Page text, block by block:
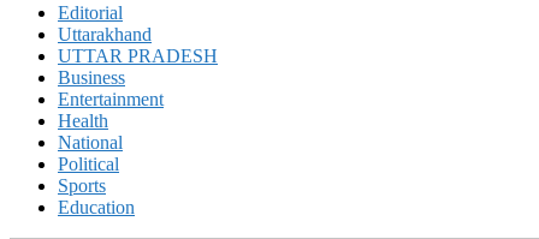
Editorial
Uttarakhand
UTTAR PRADESH
Business
Entertainment
Health
National
Political
Sports
Education